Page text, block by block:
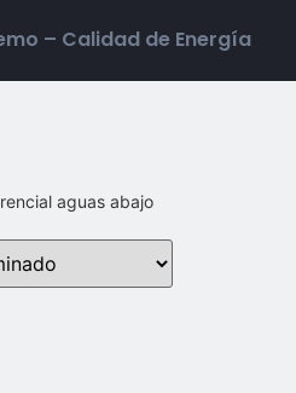
– Calidad de Energía
aguas abajo